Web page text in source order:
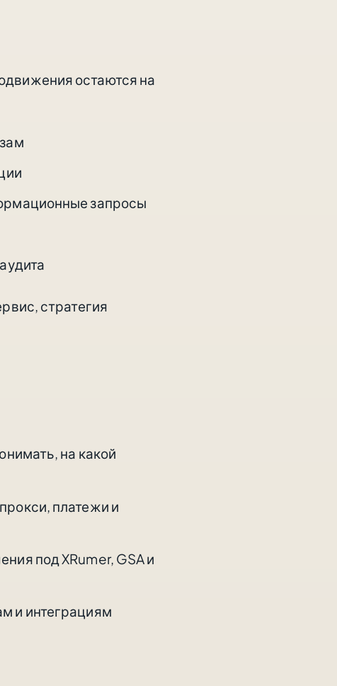
остаются на
запросы
стратегия
на какой
платежи и
под XRumer, GSA и
и интеграциям